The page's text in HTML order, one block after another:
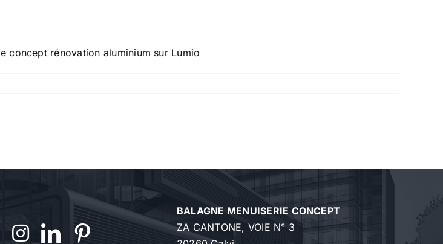
concept rénovation aluminium sur Lumio
BALAGNE MENUISERIE CONCEPT
ZA CANTONE, VOIE N° 3